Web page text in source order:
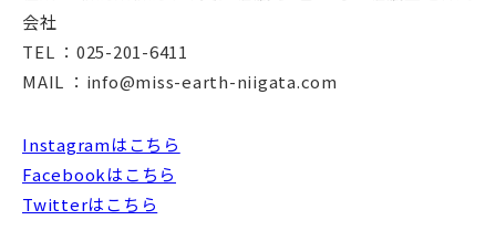
会社
TEL ：025-201-6411
MAIL ：info@miss-earth-niigata.com
Instagramはこちら
Facebookはこちら
Twitterはこちら